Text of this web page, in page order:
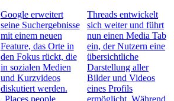
Google erweitert
seine Suchergebnisse
mit einem neuen
Feature, das Orte in
den Fokus rückt, die
in sozialen Medien
und Kurzvideos
diskutiert werden.
„Places people
Threads entwickelt
sich weiter und führt
nun einen Media Tab
ein, der Nutzern eine
übersichtliche
Darstellung aller
Bilder und Videos
eines Profils
ermöglicht. Während